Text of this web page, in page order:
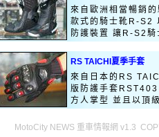
來自歐洲相當暢銷
款式的騎士靴R-S2
防護裝置 讓R-S2
RS TAICHI夏季手套
來自日本的RS
版防護手套
方人掌型 並且以頂
MotoCity NEWS 重車情報網 v1.3